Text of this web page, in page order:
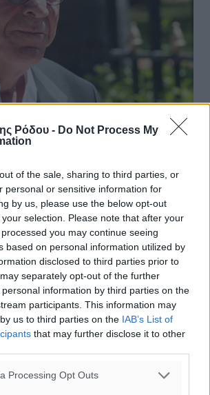
Ρόδου - Do Not Process My
of the sale, sharing to third parties, or
personal or sensitive information for
by us, please use the below opt-out
selection. Please note that after your
you may continue seeing
based on personal information utilized by
disclosed to third parties prior to
separately opt-out of the further
information by third parties on the
participants. This information may
us to third parties on the IAB’s List of
that may further disclose it to other
Processing Opt Outs
ροές των προσφύγων, θα
για τον αριθμό των
πριν από 2 μήνες. Τώρα έχουν
και αυτό περιπλέκει την
ο Γιάννης ...